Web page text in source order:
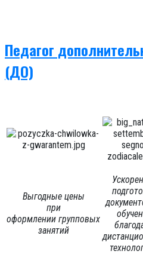
Педагог
(ДО)
Выгодные цены
при
оформлении групповых
занятий